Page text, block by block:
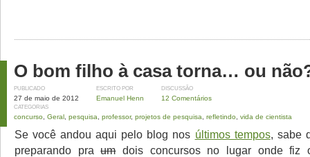
O bom filho à casa torna… ou
PUBLICADO
27 de maio de 2012
ESCRITO POR
Emanuel Henn
DISCUSSÃO
12 Comentários
CATEGORIAS
concurso Geral pesquisa professor, projetos de pesquisa refletindo vida de cientista
Se você andou aqui pelo blog nos últimos tempos, sabe
preparando praumdois concursos no lugar onde fiz